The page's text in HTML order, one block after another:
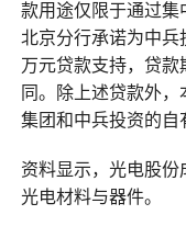
款用途仅限于通过集
北京分行承诺为中兵
万元贷款支持，贷款
同。除上述贷款外
集团和中兵投资的自
资料显示，光电股份
光电材料与器件。